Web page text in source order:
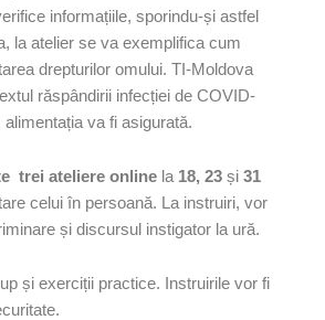
informațiile, sporindu-și astfel
la atelier se va exemplifica cum
drepturilor omului. TI-Moldova
răspândirii infecției de COVID-
va fi asigurată.
trei ateliere online la 18, 23 și 31
celui în persoană. La instruiri, vor
și discursul instigator la ură.
și exerciții practice. Instruirile vor fi